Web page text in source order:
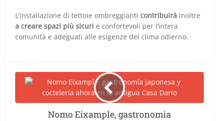
L’installazione di tettoie ombreggianticontribuirà inoltre
a creare spazi più sicuri e confortevoli per l’intera
comunità e adeguati alle esigenze del clima odierno.
Nomo Eixample, gastronomia